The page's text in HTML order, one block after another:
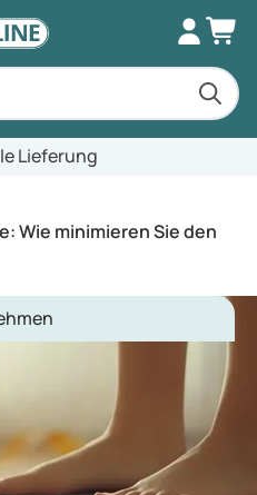
Wie minimieren Sie den